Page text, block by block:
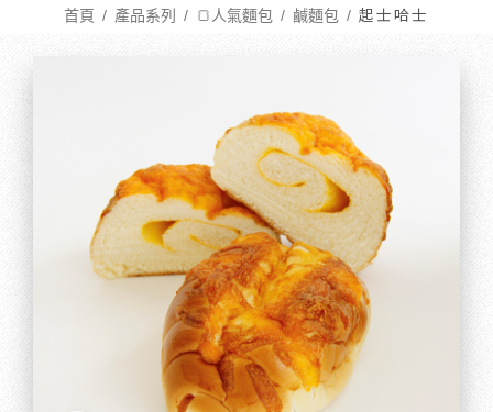
首頁 產品系列 🍞人氣麵包 鹹麵包 起士哈士